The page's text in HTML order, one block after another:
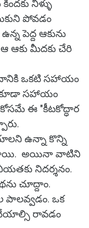
నీళ్ళు
పోవడం
పెద్ద ఆకును
ఆకు మీదకు చేరి
ఒకటి సహాయం
కూడా సహాయం
ఈ "కీటకోద్ధార
ఉన్నా కొన్ని
అయినా వాటిని
నిదర్శనం.
చూద్దాం.
పాలవ్వడం. ఒక
రావడం